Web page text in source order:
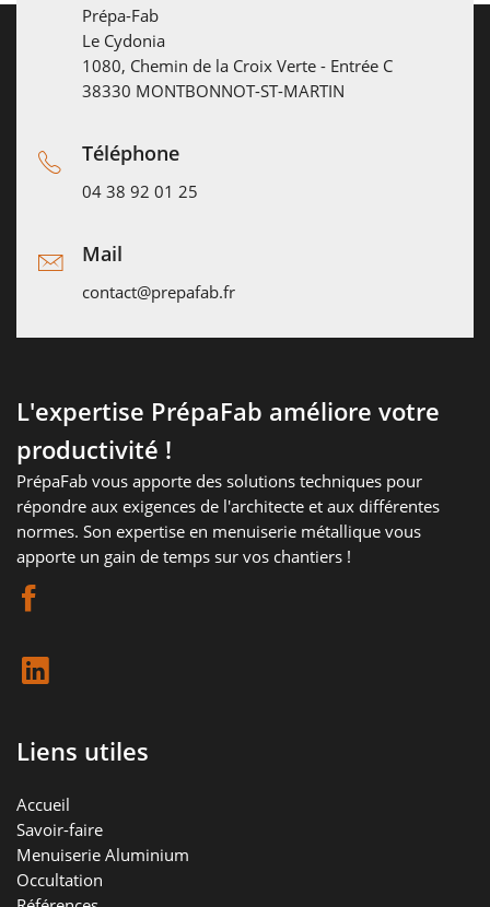
Prépa-Fab
Le Cydonia
1080, Chemin de la Croix Verte - Entrée C
38330 MONTBONNOT-ST-MARTIN
Téléphone
04 38 92 01 25
Mail
contact@prepafab.fr
L'expertise PrépaFab améliore votre
productivité !
PrépaFab vous apporte des solutions techniques pour
répondre aux exigences de l'architecte et aux différentes
normes. Son expertise en menuiserie métallique vous
apporte un gain de temps sur vos chantiers !
Liens utiles
Accueil
Savoir-faire
Menuiserie Aluminium
Occultation